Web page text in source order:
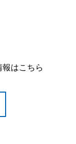
はこちら